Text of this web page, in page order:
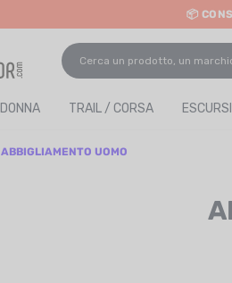
📦
DONNA TRAIL / CORSA
ABBIGLIAMENTO UOMO